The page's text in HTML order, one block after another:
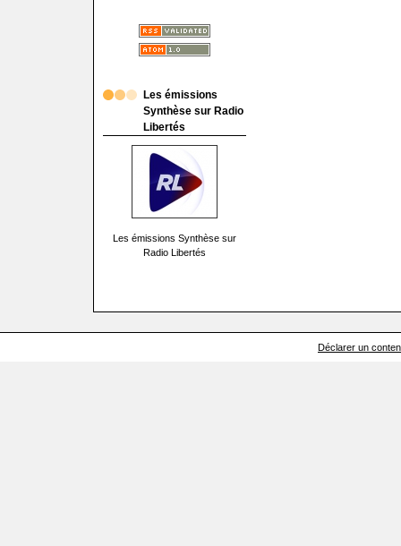
Les émissions
Synthèse sur Radio
Libertés
Les émissions Synthèse sur
Radio Libertés
Déclarer un